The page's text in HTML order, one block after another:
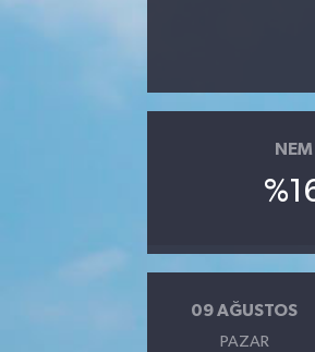
NEM
09 AĞUSTOS
PAZAR